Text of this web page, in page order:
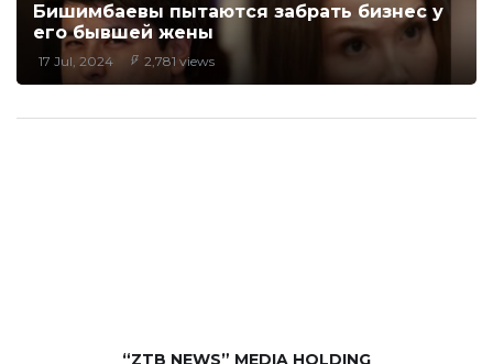
Бишимбаевы пытаются забрать бизнес у
его бывшей жены
17 Jul, 2024 2,781 views
“ZTB NEWS” MEDIA HOLDING